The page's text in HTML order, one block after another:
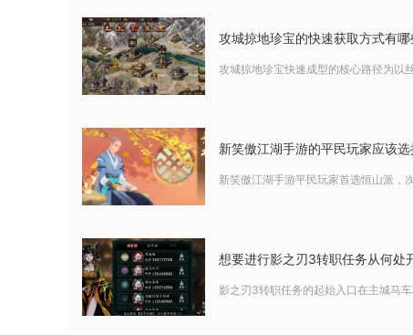
攻城掠地珍宝的快速获取方式有哪
攻城掠地珍宝快速成型的核心路径为以
新笑傲江湖手游的平民玩家应该
新笑傲江湖手游平民玩家首选恒山派，
想要进行影之刃3转职任务从何处
影之刃3转职任务的起始入口在主城马